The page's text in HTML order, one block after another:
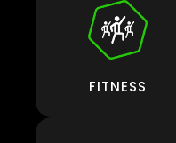
FITNESS